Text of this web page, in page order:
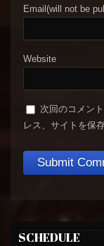
Email(will not be
Website
次回のコメン
レス、サイトを保存
SCHEDULE